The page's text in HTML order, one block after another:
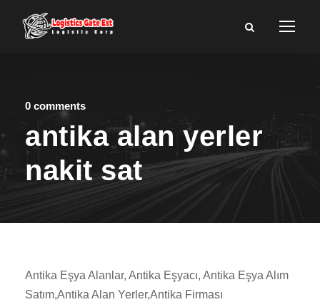
0 comments
antika alan yerler
nakit sat
Antika Eşya Alanlar, Antika Eşyacı, Antika Eşya Alım
Satım,Antika Alan Yerler,Antika Firması